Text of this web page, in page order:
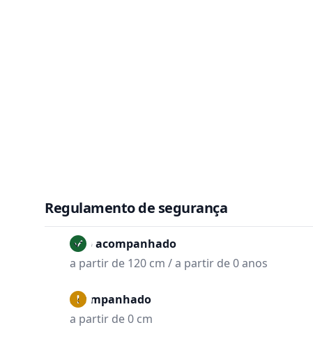
Regulamento de segurança
Não acompanhado
a partir de 120 cm / a partir de 0 anos
Acompanhado
a partir de 0 cm